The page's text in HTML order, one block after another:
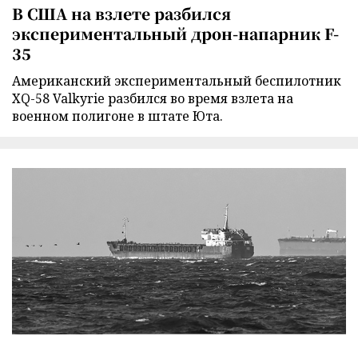
В США на взлете разбился
экспериментальный дрон-напарник F-
35
Американский экспериментальный беспилотник
XQ-58 Valkyrie разбился во время взлета на
военном полигоне в штате Юта.